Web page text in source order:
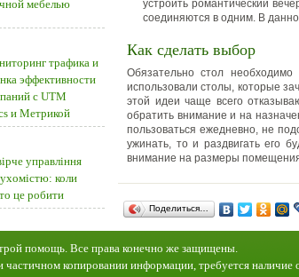
мебелью
трафика и
эффективности
с UTM
и Метрикой
управління
коли
це робити
устроить романтический
соединяются в одним. В
Как сделать выбор
Обязательно стол необходимо
использовали столы, которые
этой идеи чаще всего
обратить внимание и на
пользоваться ежедневно, не
ужинать, то и раздвигать его
внимание на размеры
Поделиться…
помощь. Все права конечно же защищены.
копировании информации, требуется наличие